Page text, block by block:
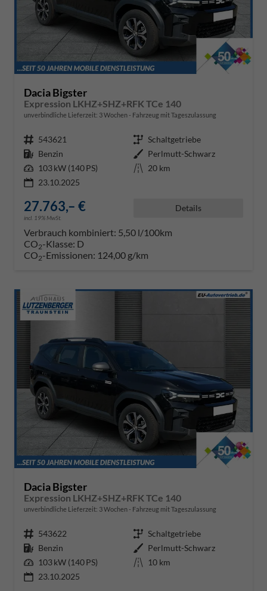
Dacia Bigster
Expression LKHZ+SHZ+RFK TCe 140
unverbindliche Lieferzeit: 3 Wochen Fahrzeug mit Tageszulassung
Fahrzeugnr. 543621 Getriebe Schaltgetriebe
Kraftstoff Benzin Außenfarbe Perlmutt-Schwarz
Leistung 103 kW (140 PS) Kilometerstand 20 km
23.10.2025
27.763,– €
incl. 19% MwSt.
Details
Verbrauch kombiniert: 5,50 l/100km
CO2-Klasse: D
CO2-Emissionen: 124,00 g/km
Dacia Bigster
Expression LKHZ+SHZ+RFK TCe 140
unverbindliche Lieferzeit: 3 Wochen Fahrzeug mit Tageszulassung
Fahrzeugnr. 543622 Getriebe Schaltgetriebe
Kraftstoff Benzin Außenfarbe Perlmutt-Schwarz
Leistung 103 kW (140 PS) Kilometerstand 10 km
23.10.2025